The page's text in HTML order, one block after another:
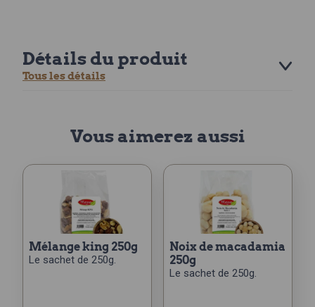
Détails du produit
Tous les détails
Vous aimerez aussi
mélange king 250g
Le sachet de 250g.
noix de macadamia
250g
Le sachet de 250g.